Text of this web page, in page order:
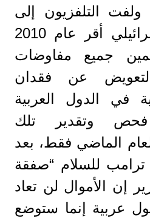
ولفت التلفزيون إلى
أن الكنيست الإسرائيلي أقر عام 2010
جميع مفاوضات
عن فقدان
في الدول العربية
فحص وتقدير تلك
الماضي فقط، بعد
للسلام “صفقة
إن الأموال لن تعاد
عربية إنما ستوضع